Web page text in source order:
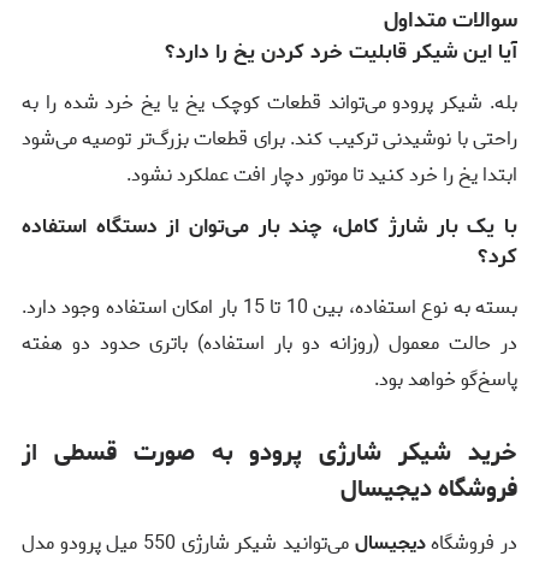
سوالات متداول
آیا این شیکر قابلیت خرد کردن یخ را دارد؟
بله. شیکر پرودو می‌تواند قطعات کوچک یخ یا یخ خرد شده را به
راحتی با نوشیدنی ترکیب کند. برای قطعات بزرگ‌تر توصیه می‌شود
ابتدا یخ را خرد کنید تا موتور دچار افت عملکرد نشود.
با یک بار شارژ کامل، چند بار می‌توان از دستگاه استفاده
کرد؟
بسته به نوع استفاده، بین 10 تا 15 بار امکان استفاده وجود دارد.
در حالت معمول (روزانه دو بار استفاده) باتری حدود دو هفته
پاسخ‌گو خواهد بود.
خرید شیکر شارژی پرودو به صورت قسطی از
فروشگاه دیجیسال
در فروشگاهدیجیسال
می‌توانید شیکر شارژی 550 میل پرودو مدل